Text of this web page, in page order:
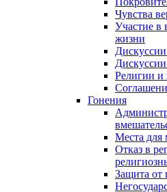
Чувства
Участие в
жизни
Религии и
Гонения
Места для
Отказ в
Защита от